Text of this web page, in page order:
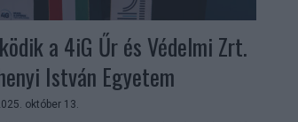
a 4iG Űr és Védelmi Zrt.
István Egyetem
október 13.